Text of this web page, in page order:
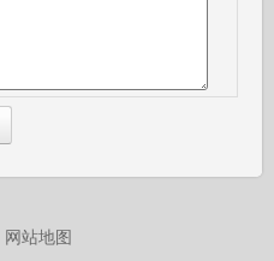
网站地图